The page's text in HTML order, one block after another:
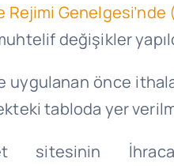
Genelgesi’nde
değişikler
uygulanan önce
tabloda yer
sitesinin